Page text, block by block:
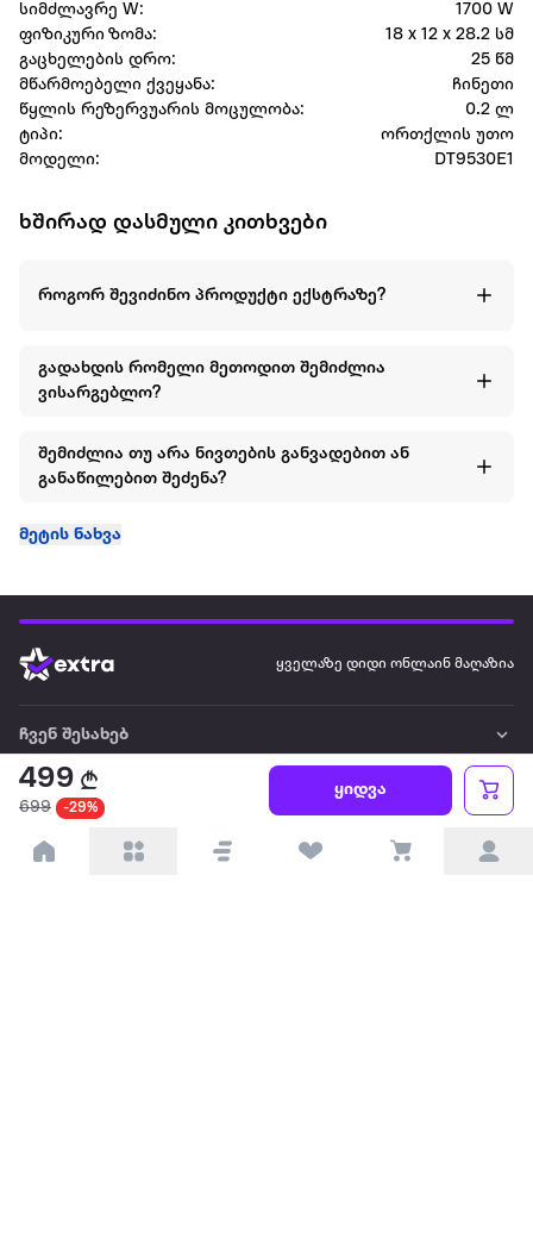
499
699 -29%
ყიდვა
სიმძლავრე W:
1700 W
ფიზიკური ზომა:
‎18 x 12 x 28.2 სმ
გაცხელების დრო:
25 წმ
მწარმოებელი ქვეყანა:
ჩინეთი
წყლის რეზერვუარის მოცულობა:
0.2 ლ
ტიპი:
ორთქლის უთო
მოდელი:
DT9530E1
ხშირად დასმული კითხვები
როგორ შევიძინო პროდუქტი ექსტრაზე?
გადახდის რომელი მეთოდით შემიძლია
ვისარგებლო?
შემიძლია თუ არა ნივთების განვადებით ან
განაწილებით შეძენა?
მეტის ნახვა
ყველაზე დიდი ონლაინ მაღაზია
ჩვენ შესახებ
წესები და პირობები
პარტნიორებისთვის